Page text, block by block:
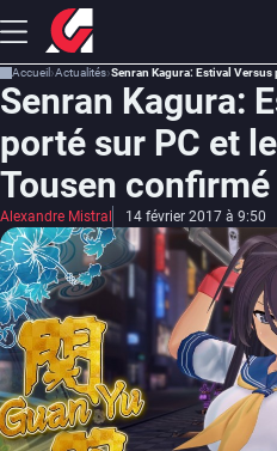
Accueil Actualités Senran Kagura: Estival Versus
Senran Kagura:
porté sur PC et
Tousen confirmé
Alexandre Mistral 14 février 2017 à 9:50